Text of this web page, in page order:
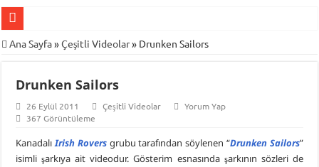
Gemi Radarları Üzerine Bilimsel Araştırma
Piri Reis Üniversitesi’nden Arsa Satışı
İTÜ Mesleki ve Teknik Anadolu Lisesi Öğrencilerini Geleceğin
MINE-EMI Projesi ile Ortak Yüksek Lisans Programı Geliştirme Çalışmaları
Ana Sayfa»Çeşitli Videolar» Drunken Sailors
Drunken Sailors
26 Eylül 2011 Çeşitli Videolar
Yorum Yap
367 Görüntüleme
KanadalıIrish Roversgrubu tarafından söylenen “Drunken Sailors”
isimli şarkıya ait videodur. Gösterim esnasında şarkının sözleri de